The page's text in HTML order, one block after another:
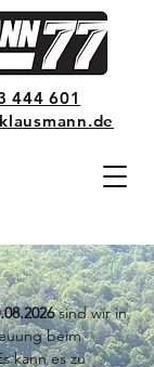
444 601
sind wir in
beim
kann es zu